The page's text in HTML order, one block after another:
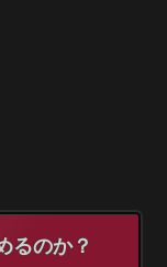
るのか？